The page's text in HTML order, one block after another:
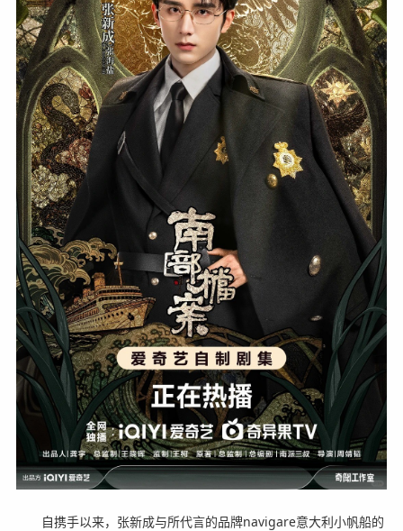
自携手以来，张新成与所代言的品牌navigare意大利小帆船的